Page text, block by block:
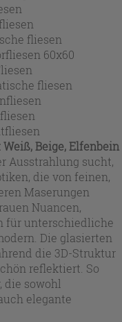
fliesen
60x60
fliesen
Beige, Elfenbein
Ausstrahlung sucht,
die von feinen,
Maserungen
Nuancen,
für unterschiedliche
Die glasierten
die 3D-Struktur
reflektiert. So
die sowohl
elegante